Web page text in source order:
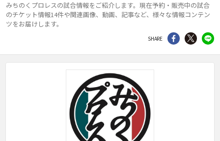
みちのくプロレスの試合情報をご紹介します。現在予約・販売中の試合
のチケット情報14件や関連画像、動画、記事など、様々な情報コンテン
ツをお届けします。
SHARE シェア Twitter